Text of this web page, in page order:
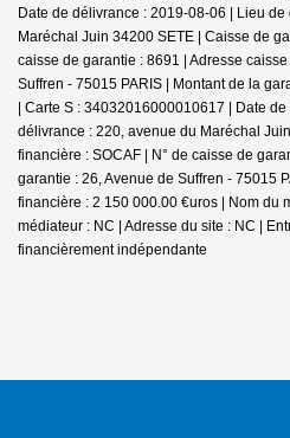
Date de délivrance : 2019-08-06 | Lieu
Maréchal Juin 34200 SETE | Caisse de
caisse de garantie : 8691 | Adresse
Suffren - 75015 PARIS | Montant de la
| Carte S : 34032016000010617 | Date
délivrance : 220, avenue du Maréchal
financière : SOCAF | N° de caisse de
garantie : 26, Avenue de Suffren - 75015
financière : 2 150 000.00 €uros | Nom du
médiateur : NC | Adresse du site : NC |
financièrement indépendante